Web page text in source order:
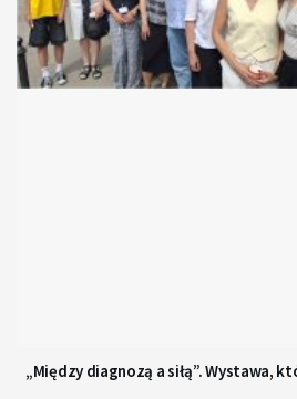
„Między diagnozą a siłą”. Wystawa,